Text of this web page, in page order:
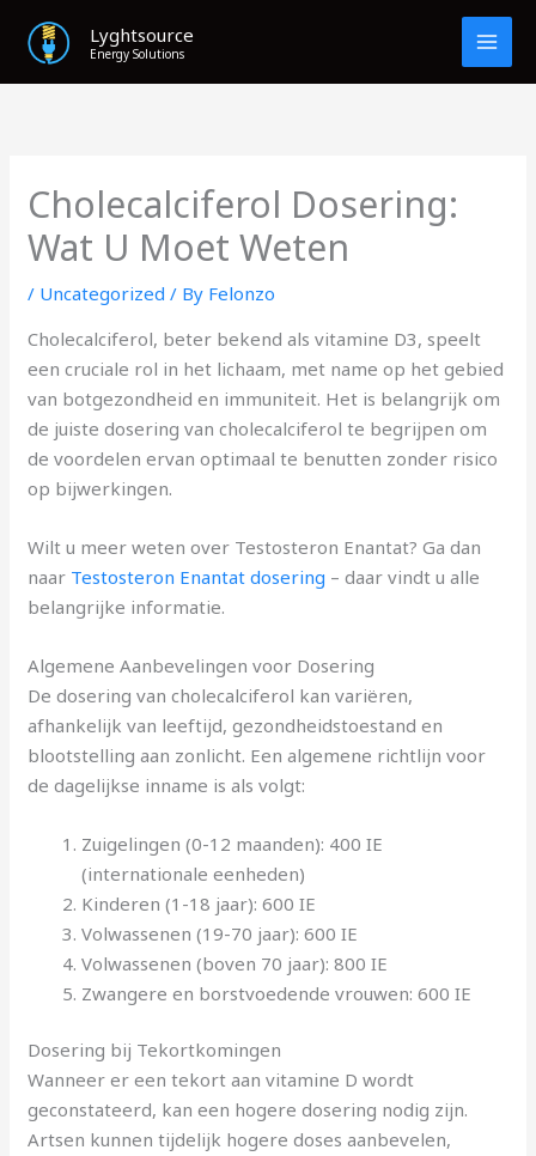
Lyghtsource
Energy Solutions
Cholecalciferol Dosering:
Wat U Moet Weten
/ Uncategorized / By Felonzo
Cholecalciferol, beter bekend als vitamine D3, speelt
een cruciale rol in het lichaam, met name op het gebied
van botgezondheid en immuniteit. Het is belangrijk om
de juiste dosering van cholecalciferol te begrijpen om
de voordelen ervan optimaal te benutten zonder risico
op bijwerkingen.
Wilt u meer weten over Testosteron Enantat? Ga dan
naar Testosteron Enantat dosering – daar vindt u alle
belangrijke informatie.
Algemene Aanbevelingen voor Dosering
De dosering van cholecalciferol kan variëren,
afhankelijk van leeftijd, gezondheidstoestand en
blootstelling aan zonlicht. Een algemene richtlijn voor
de dagelijkse inname is als volgt:
Zuigelingen (0-12 maanden): 400 IE
(internationale eenheden)
Kinderen (1-18 jaar): 600 IE
Volwassenen (19-70 jaar): 600 IE
Volwassenen (boven 70 jaar): 800 IE
Zwangere en borstvoedende vrouwen: 600 IE
Dosering bij Tekortkomingen
Wanneer er een tekort aan vitamine D wordt
geconstateerd, kan een hogere dosering nodig zijn.
Artsen kunnen tijdelijk hogere doses aanbevelen,